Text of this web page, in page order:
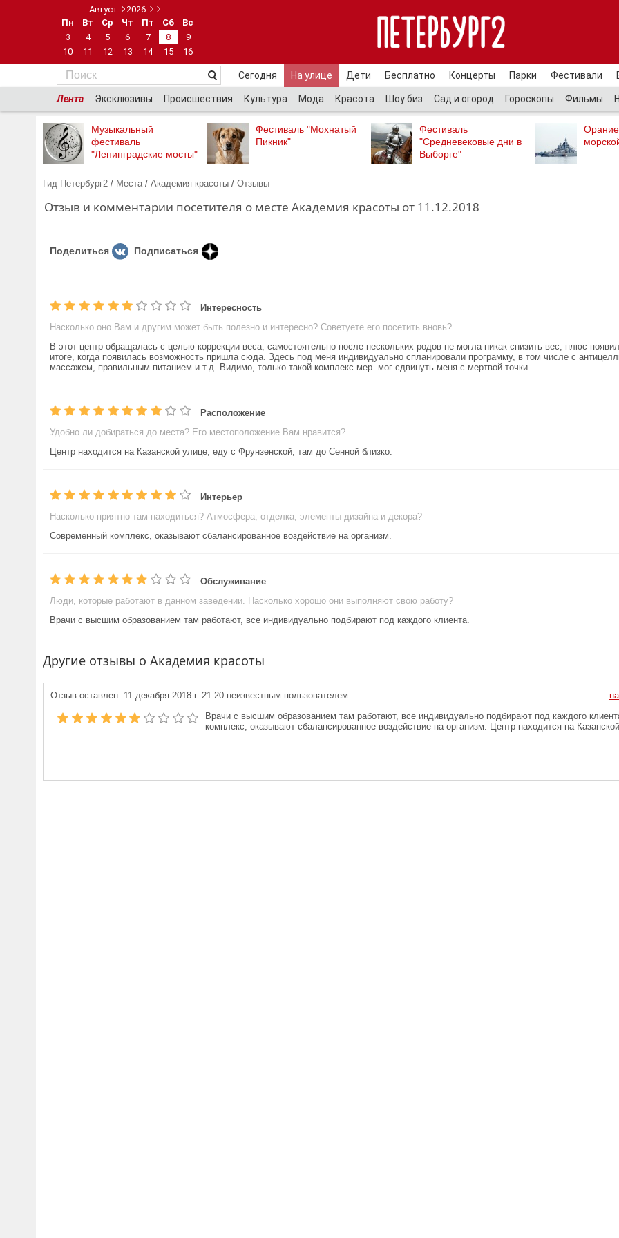
Август
2026
Пн
Вт Ср Чт Пт Сб
Вс
3
4 5 6 7 8
9
10
11 12 13 14 15 16
Сегодня На улице Дети Бесплатно Концерты Парки Фестивали
Лента Эксклюзивы Происшествия Культура Мода Красота Шоу биз Сад и огород Гороскопы Фильмы
Музыкальный
фестиваль
"Ленинградские мосты"
Фестиваль "Мохнатый
Пикник"
Фестиваль
"Средневековые дни в
Выборге"
Гид Петербург2 / Места / Академия красоты / Отзывы
Отзыв и комментарии посетителя о месте Академия красоты от 11.12.2018
Поделиться Подписаться
Интересность
Насколько оно Вам и другим может быть полезно и интересно? Советуете его посетить вновь?
В этот центр обращалась с целью коррекции веса, самостоятельно после нескольких родов не могла никак снизить вес, плюс
итоге, когда появилась возможность пришла сюда. Здесь под меня индивидуально спланировали программу, в том числе с
массажем, правильным питанием и т.д. Видимо, только такой комплекс мер. мог сдвинуть меня с мертвой точки.
Расположение
Удобно ли добираться до места? Его местоположение Вам нравится?
Центр находится на Казанской улице, еду с Фрунзенской, там до Сенной близко.
Интерьер
Насколько приятно там находиться? Атмосфера, отделка, элементы дизайна и декора?
Современный комплекс, оказывают сбалансированное воздействие на организм.
Обслуживание
Люди, которые работают в данном заведении. Насколько хорошо они выполняют свою работу?
Врачи с высшим образованием там работают, все индивидуально подбирают под каждого клиента.
Другие отзывы о Академия красоты
Отзыв оставлен: 11 декабря 2018 г. 21:20 неизвестным пользователем
Врачи с высшим образованием там работают, все индивидуально подбирают под каждого
комплекс, оказывают сбалансированное воздействие на организм. Центр находится на